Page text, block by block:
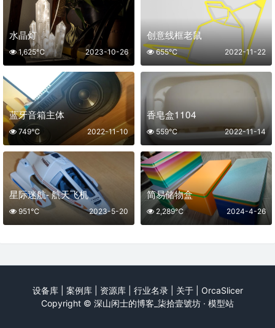
水晶灯
2023-10-26
1,625℃
创意线框老鼠
2022-11-22
655℃
蓝牙音箱主体
2022-11-10
749℃
香皂盒1104
2022-11-14
559℃
星际迷航- 航天飞机
2023-5-20
951℃
简易储物盒
2024-4-26
2,289℃
设备库| 案例库| 资源库| 行业名录| 关于| OrcaSlicer
Copyright © 深山闲士的博客_柒拾壹號坊 · 模型站